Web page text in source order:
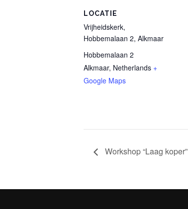
LOCATIE
Vrijheidskerk,
Hobbemalaan 2, Alkmaar
Hobbemalaan 2
Alkmaar, Netherlands +
Google Maps
Workshop “Laag koper”